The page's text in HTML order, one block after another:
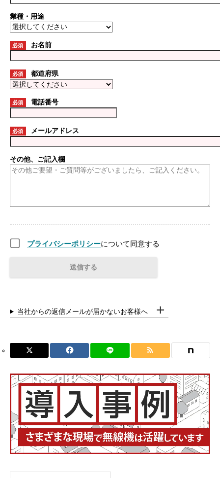
業種・用途
必須 お名前
必須 都道府県
必須 電話番号
必須 メールアドレス
その他、ご記入欄
プライバシーポリシーについて同意する
当社からの返信メールが届かないお客様へ